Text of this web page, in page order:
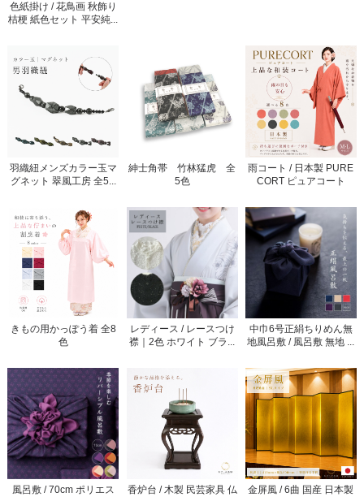
色紙掛け / 花鳥画 秋飾り
桔梗 紙色セット 平安純...
羽織紐メンズカラー玉マ
グネット 翠風工房 全5...
紳士角帯 竹林猛虎 全
5色
雨コート / 日本製 PURE
CORT ピュアコート
きもの用かっぽう着 全8
色
レディース / レースつけ
襟｜2色 ホワイト ブラ...
中巾6号正絹ちりめん無
地風呂敷 / 風呂敷 無地 ...
風呂敷 / 70cm ポリエス
香炉台 / 木製 民芸家具 仏
金屏風 / 6曲 国産 日本製